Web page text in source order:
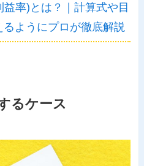
率)とは？｜計算式や目
ようにプロが徹底解説
るケース